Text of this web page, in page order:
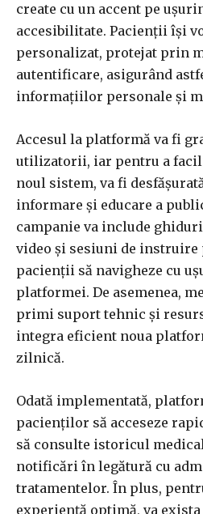
create cu un accent pe
accesibilitate. Pacienții își
personalizat, protejat prin
autentificare, asigurând
informațiilor personale și
Accesul la platformă va fi
utilizatorii, iar pentru a
noul sistem, va fi
informare și educare a
campanie va include
video și sesiuni de instruire
pacienții să navigheze cu
platformei. De asemenea,
primi suport tehnic și
integra eficient noua
zilnică.
Odată implementată,
pacienților să acceseze
să consulte istoricul
notificări în legătură cu
tratamentelor. În plus,
experiență optimă, va